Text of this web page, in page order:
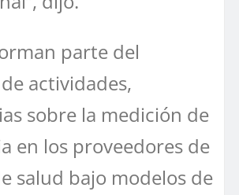
parte del
actividades,
sobre la medición de
en los proveedores de
salud bajo modelos de